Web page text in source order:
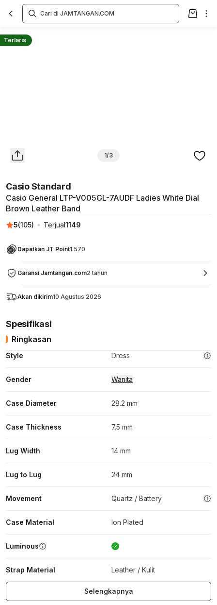
Terlaris
1/3
Casio Standard
Casio General LTP-V005GL-7AUDF Ladies White Dial
Brown Leather Band
5(105) Terjual1149
Dapatkan JT Point1.570
Garansi Jamtangan.com2 tahun
Akan dikirim10 Agustus 2026
Overview
Spesifikasi
Ringkasan
Style Dress
Gender Wanita
Case Diameter 28.2 mm
Case Thickness 7.5 mm
Lug Width 14 mm
Lug to Lug 24 mm
Movement Quartz / Battery
Case Material Ion Plated
Luminous
Strap Material Leather / Kulit
Selengkapnya